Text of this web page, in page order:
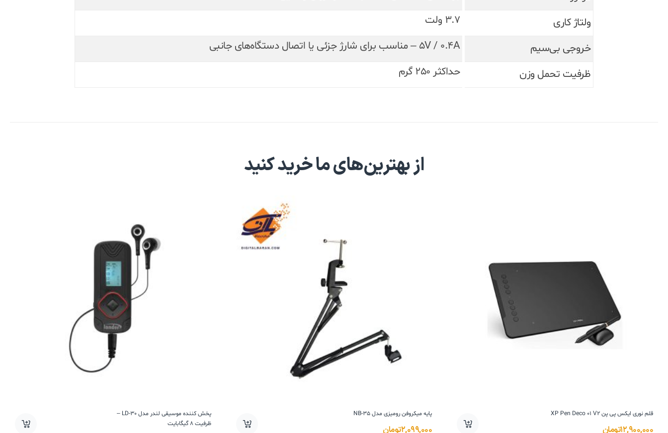
ولتاژ کاری 3.7 ولت
خروجی بی‌سیم 5V / 0.4A – مناسب برای شارژ جزئی یا اتصال دستگاه‌های جانبی
ظرفیت تحمل وزن حداکثر 250 گرم
از بهترین‌های ما خرید کنید
قلم نوری ایکس پی پن XP Pen Deco 01 V2
۱۲,۹۰۰,۰۰۰تومان
پایه میکروفن رومیزی مدل NB-35
۲,۰۹۹,۰۰۰تومان
پخش کننده موسیقی لندر مدل LD-30 –
ظرفیت 8 گیگابایت